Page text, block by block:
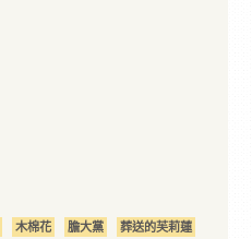
木棉花 膽大黨
葬送的芙莉蓮